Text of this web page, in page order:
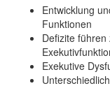
Entwicklung
Funktionen
Defizite
Exekutive